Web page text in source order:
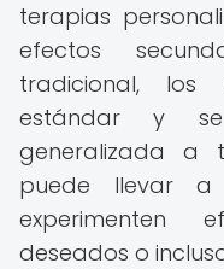
terapias
efectos
tradicional, los
estándar y
generalizada a
puede llevar a
experimenten
deseados o